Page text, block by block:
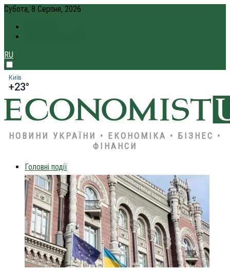
Субота, 8 Серпня, 2026
RU
Київ
+23°
НОВИНИ УКРАЇНИ • ЕКОНОМІКА • БІЗНЕС •
ФІНАНСИ
Головні події